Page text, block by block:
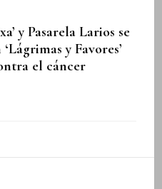
y Pasarela Larios se
y Favores’
el cáncer